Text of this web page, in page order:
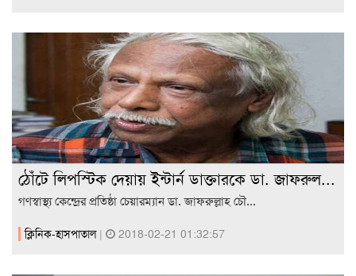
ঠোঁটে লিপস্টিক দেয়ায় ইন্টার্ন ডাক্তারকে ডা. জাফরুল...
গণস্বাস্থ্য কেন্দ্রের প্রতিষ্ঠা চেয়ারম্যান ডা. জাফরুল্লাহ চৌ...
ক্লিনিক-হাসপাতাল | 2018-02-21 01:32:57